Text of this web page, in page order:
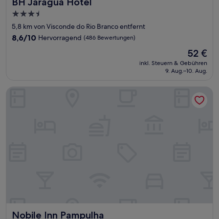
3.5-
Sterne-
Unterkunft
5,8 km von Visconde do Rio Branco entfernt
8.6
8,6/10 Hervorragend (486 Bewertungen)
Der
Preis
beträgt
52 €
inkl. Steuern & Gebühren
9. Aug.–10. Aug.
Nobile Inn Pampulha
Nobile Inn Pampulha